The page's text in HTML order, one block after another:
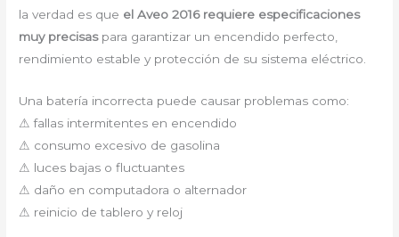
la verdad es que el Aveo 2016 requiere especificaciones
muy precisaspara garantizar un encendido perfecto,
rendimiento estable y protección de su sistema eléctrico.
Una batería incorrecta puede causar problemas como:
⚠ fallas intermitentes en encendido
⚠ consumo excesivo de gasolina
⚠ luces bajas o fluctuantes
⚠ daño en computadora o alternador
⚠ reinicio de tablero y reloj